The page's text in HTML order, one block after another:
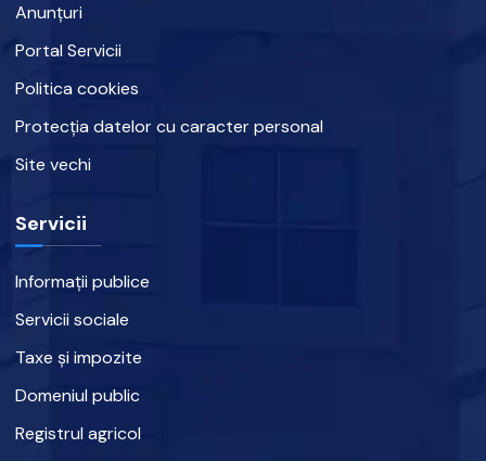
Anunțuri
Portal Servicii
Politica cookies
Protecția datelor cu caracter personal
Site vechi
Servicii
Informații publice
Servicii sociale
Taxe și impozite
Domeniul public
Registrul agricol